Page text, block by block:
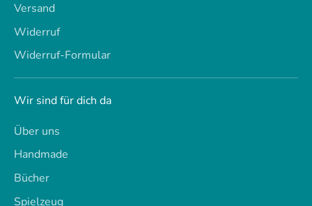
Versand
Widerruf
Widerruf-Formular
Wir sind für dich da
Über uns
Handmade
Bücher
Spielzeug